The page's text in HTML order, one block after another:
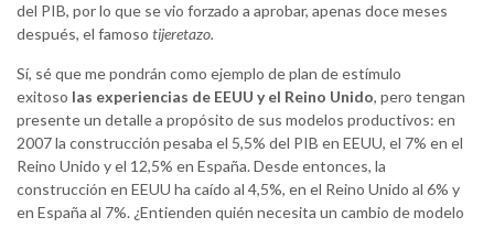
del PIB, por lo que se vio forzado a aprobar, apenas doce meses
después, el famoso tijeretazo.
Sí, sé que me pondrán como ejemplo de plan de estímulo
exitoso las experiencias de EEUU y el Reino Unido, pero tengan
presente un detalle a propósito de sus modelos productivos: en
2007 la construcción pesaba el 5,5% del PIB en EEUU, el 7% en el
Reino Unido y el 12,5% en España. Desde entonces, la
construcción en EEUU ha caído al 4,5%, en el Reino Unido al 6% y
en España al 7%. ¿Entienden quién necesita un cambio de modelo